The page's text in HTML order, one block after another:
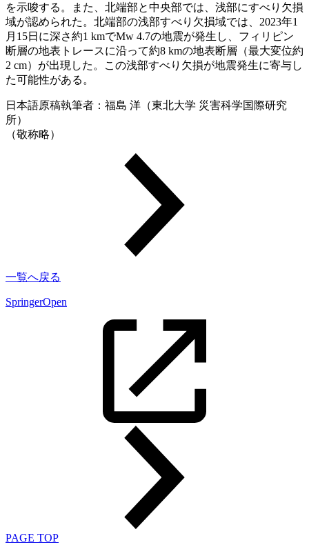
を示唆する。また、北端部と中央部では、浅部にすべり欠損
域が認められた。北端部の浅部すべり欠損域では、2023年1
月15日に深さ約1 kmでMw 4.7の地震が発生し、フィリピン
断層の地表トレースに沿って約8 kmの地表断層（最大変位約
2 cm）が出現した。この浅部すべり欠損が地震発生に寄与し
た可能性がある。
日本語原稿執筆者：福島 洋（東北大学 災害科学国際研究
所）
（敬称略）
一覧へ戻る
SpringerOpen
PAGE TOP